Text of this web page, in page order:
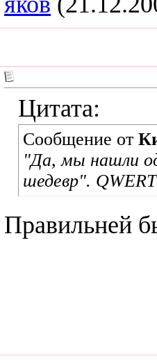
Цитата:
Сообщение от
"Да, мы нашли
шедевр".
Правильней